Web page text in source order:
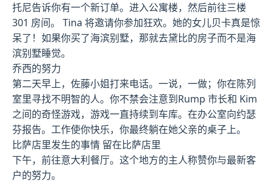
托尼告诉你有一个新订单。进入公寓楼，然后前往三楼
301 房间。 Tina 将邀请你参加狂欢。她的女儿贝卡真是惊
呆了！如果你买了海滨别墅，那就去黛比的房子而不是海
滨别墅睡觉。
乔西的努力
第二天早上，佐藤小姐打来电话。一说，一做；你在陈列
室里寻找不明智的人。你不禁会注意到Rump 市长和 Kim
之间的奇怪游戏，游戏一直持续到车库。在办公室向约瑟
芬报告。工作使你快乐，你最终躺在她父亲的桌子上。
比萨店里发生的事情 留在比萨店里
下午，前往意大利餐厅。这个地方的主人称赞你与最新客
户的努力。